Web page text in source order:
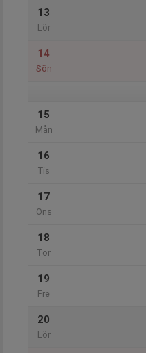
13
Lör
14
Sön
15
Mån
16
Tis
17
Ons
18
Tor
19
Fre
20
Lör